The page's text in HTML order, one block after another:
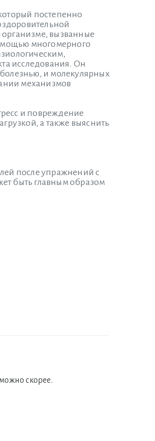
постепенно
организме, вызванные
многомерного
исследования. Он
и молекулярных
механизмов
и повреждение
а также выяснить
после упражнений с
быть главным образом
скорее.